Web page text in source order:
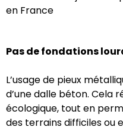
en France
Pas de fondations
L’usage de pieux
d’une dalle béton. Cela
écologique, tout en
des terrains difficiles ou